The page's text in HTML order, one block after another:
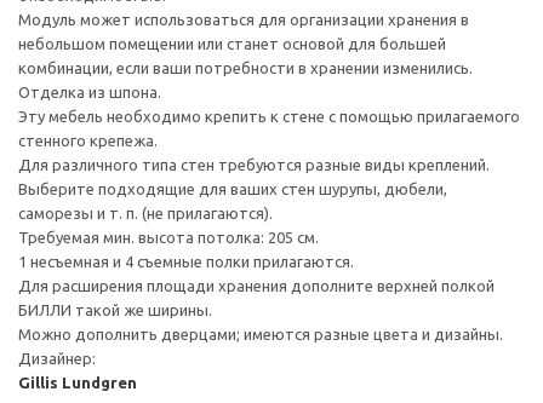
Модуль может использоваться для организации хранения в
небольшом помещении или станет основой для большей
комбинации, если ваши потребности в хранении изменились.
Отделка из шпона.
Эту мебель необходимо крепить к стене с помощью прилагаемого
стенного крепежа.
Для различного типа стен требуются разные виды креплений.
Выберите подходящие для ваших стен шурупы, дюбели,
саморезы и т. п. (не прилагаются).
Требуемая мин. высота потолка: 205 см.
1 несъемная и 4 съемные полки прилагаются.
Для расширения площади хранения дополните верхней полкой
БИЛЛИ такой же ширины.
Можно дополнить дверцами; имеются разные цвета и дизайны.
Дизайнер:
Gillis Lundgren